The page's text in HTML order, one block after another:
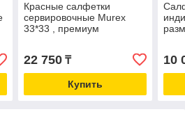
Красные салфетки
сервировочные Murex
33*33 , премиум
22 750₸
Купить
10